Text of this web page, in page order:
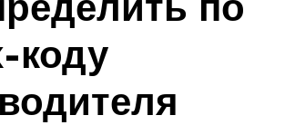
коду